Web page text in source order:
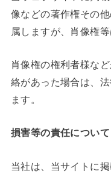
像などの著作権その
属しますが、肖像権
肖像権の権利者様な
絡があった場合は、
ます。
損害等の責任について
当社は、当サイトに